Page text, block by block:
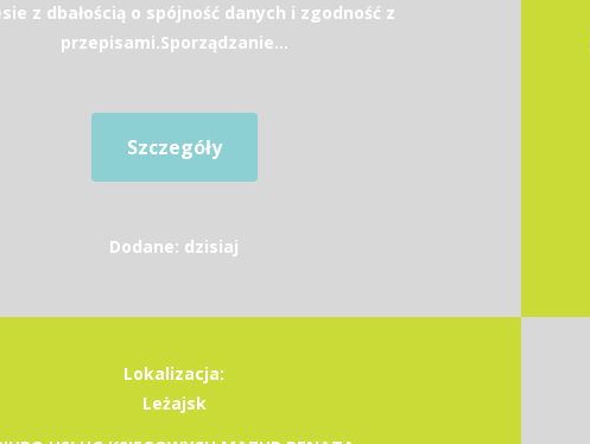
z dbałością o spójność danych i zgodność z
przepisami.Sporządzanie...
Szczegóły
Dodane: dzisiaj
Lokalizacja:
Leżajsk